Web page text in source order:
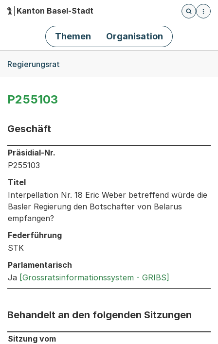
Hauptnavigation
Kanton Basel-Stadt
Öffnet
Themen Organisation
Regierungsrat
P255103
Geschäft
Informationen zum Ausgewählten Geschäft
Präsidial-Nr.
P255103
Titel
Interpellation Nr. 18 Eric Weber betreffend würde die
Basler Regierung den Botschafter von Belarus
empfangen?
Federführung
STK
Parlamentarisch
Ja [Grossratsinformationssystem - GRIBS]
Behandelt an den folgenden Sitzungen
Behandelt an den folgenden Sitzungen: Informationen
Sitzung vom